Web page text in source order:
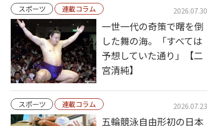
スポーツ 連載コラム 2026.07.30
一世一代の奇策で曙を倒
した舞の海。「すべては
予想していた通り」【二
宮清純】
スポーツ 連載コラム 2026.07.23
五輪競泳自由形初の日本